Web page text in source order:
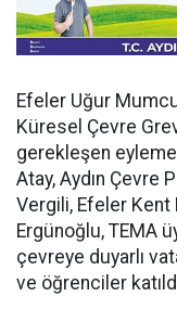
Efeler Uğur
Küresel Çevre
gerekleşen
Atay, Aydın Çevre
Vergili, Efeler Kent
Ergünoğlu, TEMA
çevreye duyarlı
ve öğrenciler